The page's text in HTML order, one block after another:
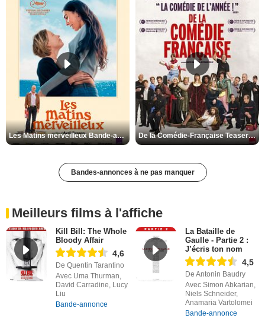
Les Matins merveilleux Bande-annonce VF De la Comédie-Française Teaser VF
Bandes-annonces à ne pas manquer
Meilleurs films à l'affiche
Kill Bill: The Whole
Bloody Affair
4,6
De Quentin Tarantino
Avec Uma Thurman,
David Carradine, Lucy
Liu
Bande-annonce
La Bataille de
Gaulle - Partie 2 :
J’écris ton nom
4,5
De Antonin Baudry
Avec Simon Abkarian,
Niels Schneider,
Anamaria Vartolomei
Bande-annonce